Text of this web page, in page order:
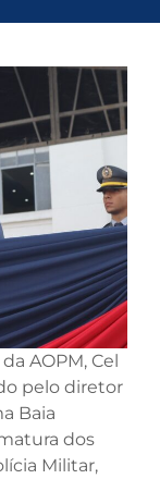
AOPM, Cel
pelo diretor
Baia
dos
Militar,